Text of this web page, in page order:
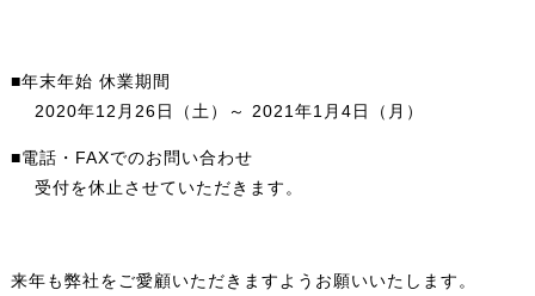
■年末年始 休業期間
2020年12月26日（土）～ 2021年1月4日（月）
■電話・FAXでのお問い合わせ
受付を休止させていただきます。
来年も弊社をご愛顧いただきますようお願いいたします。